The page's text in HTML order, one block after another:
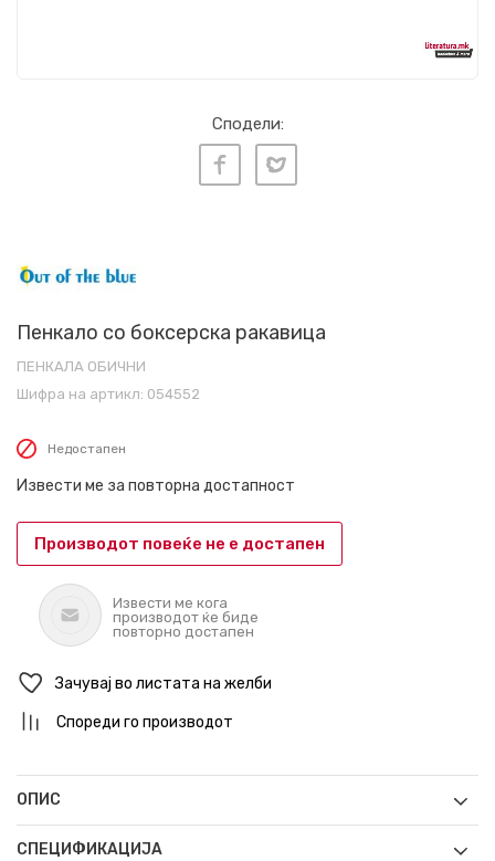
Сподели:
Пенкало со боксерска ракавица
ПЕНКАЛА ОБИЧНИ
Шифра на артикл: 054552
Недостапен
Извести ме за повторна достапност
Производот повеќе не е достапен
Извести ме кога
производот ќе биде
повторно достапен
Зачувај во листата на желби
Спореди го производот
ОПИС
СПЕЦИФИКАЦИЈА